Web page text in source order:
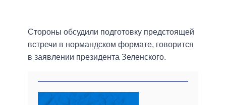
Стороны обсудили подготовку предстоящей
встречи в нормандском формате, говорится
в заявлении президента Зеленского.